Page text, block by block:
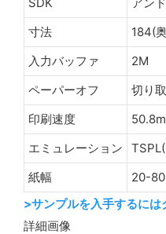
寸法
184(
入力バッファ
2M
ペーパーオフ
切り
印刷速度
エミュレーション
紙幅
20-
>サンプルを入手するに
詳細画像